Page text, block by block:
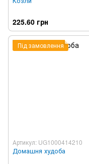
225.60 грн
Під замовлення
Артикул: UG1000414210
Домашня худоба